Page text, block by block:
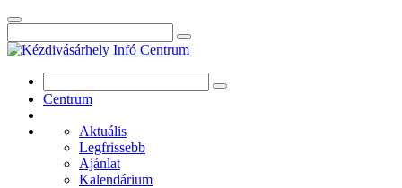
Centrum
Aktuális
Legfrissebb
Ajánlat
Kalendárium